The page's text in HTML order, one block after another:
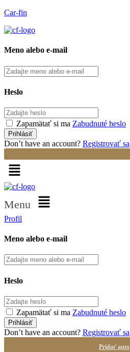
Car-fin
Meno alebo e-mail
Heslo
Zapamätať si ma Zabudnuté heslo
Don’t have an account? Registrovať sa
Menu
Profil
Meno alebo e-mail
Heslo
Zapamätať si ma Zabudnuté heslo
Don’t have an account? Registrovať sa
Pridať auto